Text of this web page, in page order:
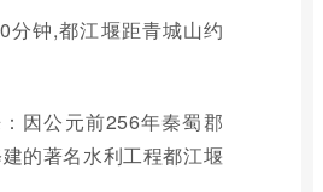
分钟,都江堰距青城山约
因公元前256年秦蜀郡
的著名水利工程都江堰